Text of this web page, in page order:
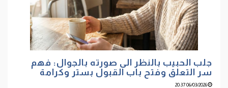
جلب الحبيب بالنظر الى صورته بالجوال: فهم
سر التعلق وفتح باب القبول بستر وكرامة
06/03/2026 20:37